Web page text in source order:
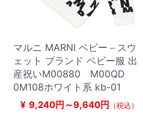
マルニ MARNI ベビー－スウ
ェット ブランド ベビー服 出
産祝いM00880 M00QD
0M108ホワイト系 kb-01
¥ 9,240円～9,640円 （税込）